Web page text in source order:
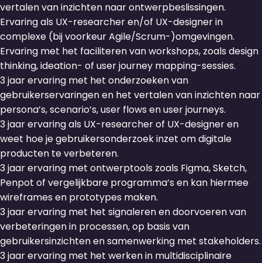
vertalen van inzichten naar ontwerpbeslissingen.
Ervaring als UX-researcher en/of UX-designer in
complexe (bij voorkeur Agile/Scrum-)omgevingen.
Ervaring met het faciliteren van workshops, zoals design
thinking, ideation- of user journey mapping-sessies.
3 jaar ervaring met het onderzoeken van
gebruikerservaringen en het vertalen van inzichten naar
persona’s, scenario’s, user flows en user journeys.
3 jaar ervaring als UX-researcher of UX-designer en
weet hoe je gebruikersonderzoek inzet om digitale
producten te verbeteren.
3 jaar ervaring met ontwerptools zoals Figma, Sketch,
Penpot of vergelijkbare programma’s en kan hiermee
wireframes en prototypes maken.
3 jaar ervaring met het signaleren en doorvoeren van
verbeteringen in processen, op basis van
gebruikersinzichten en samenwerking met stakeholders.
3 jaar ervaring met het werken in multidisciplinaire